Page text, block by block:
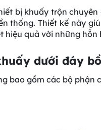
bị khuấy trộn chuyên
thống. Thiết kế này
hiệu quả với những
dưới đáy
bao gồm các bộ phận